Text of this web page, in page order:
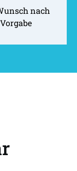
nach
Vorgabe